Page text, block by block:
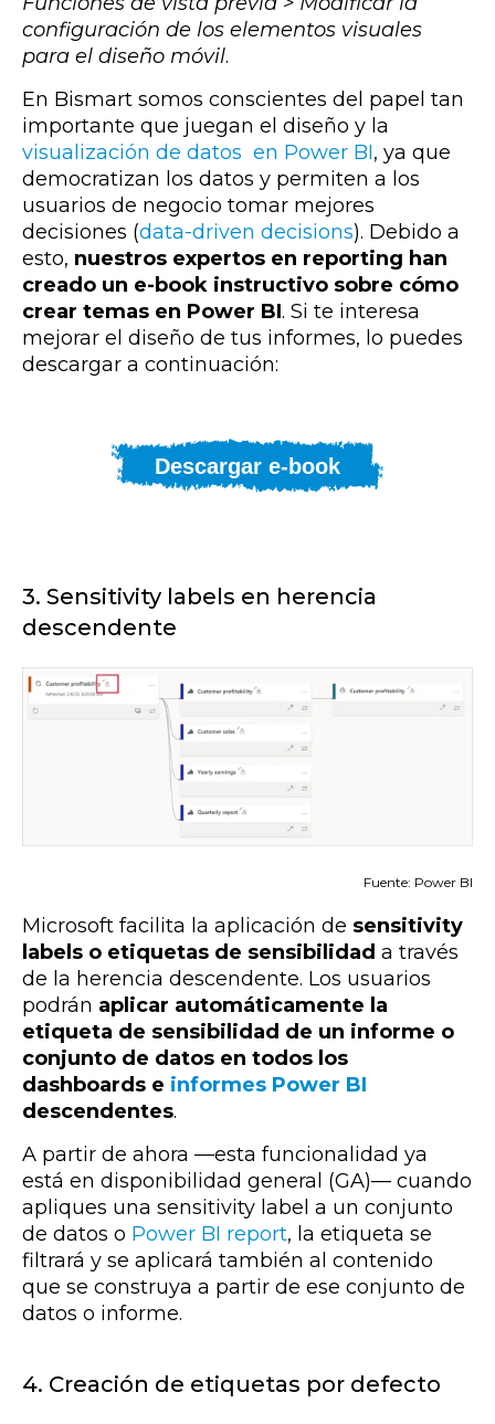
configuración de los elementos visuales
para el diseño móvil.
En Bismart somos conscientes del papel tan
importante que juegan el diseño y la
visualización de datos en Power BI, ya que
democratizan los datos y permiten a los
usuarios de negocio tomar mejores
decisiones (data-driven decisions). Debido a
esto, nuestros expertos en reporting han
creado un e-book instructivo sobre cómo
crear temas en Power BI. Si te interesa
mejorar el diseño de tus informes, lo puedes
descargar a continuación:
Descargar e-book
3. Sensitivity labels en herencia
descendente
Fuente: Power BI
Microsoft facilita la aplicación de sensitivity
labels o etiquetas de sensibilidad a través
de la herencia descendente. Los usuarios
podrán aplicar automáticamente la
etiqueta de sensibilidad de un informe o
conjunto de datos en todos los
dashboards e informes Power BI
descendentes.
A partir de ahora —esta funcionalidad ya
está en disponibilidad general (GA)— cuando
apliques una sensitivity label a un conjunto
de datos o Power BI report, la etiqueta se
filtrará y se aplicará también al contenido
que se construya a partir de ese conjunto de
datos o informe.
4. Creación de etiquetas por defecto